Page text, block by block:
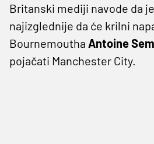
Britanski mediji navode da
najizglednije da će krilni
Bournemoutha Antoine
pojačati Manchester City.